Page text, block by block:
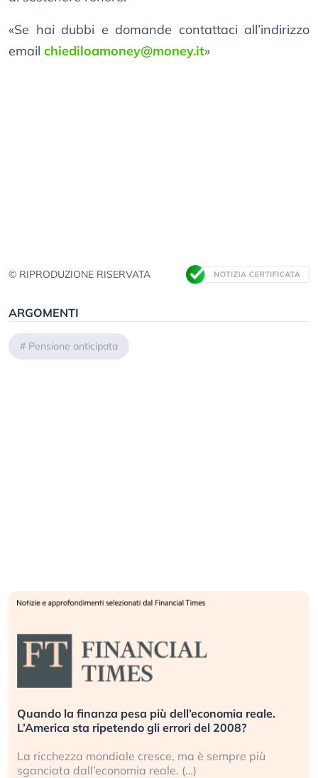
«Se hai dubbi e domande contattaci all’indirizzo
email chiediloamoney@money.it»
© RIPRODUZIONE RISERVATA
ARGOMENTI
# Pensione anticipata
Quando la finanza pesa più dell’economia reale.
L’America sta ripetendo gli errori del 2008?
La ricchezza mondiale cresce, ma è sempre più
sganciata dall’economia reale. (…)